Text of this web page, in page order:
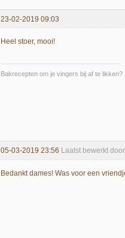
23-02-2019 09:03
Heel stoer, mooi!
Bakrecepten om je vingers bij af te
05-03-2019 23:56 Laatst bewerkt
Bedankt dames! Was voor een